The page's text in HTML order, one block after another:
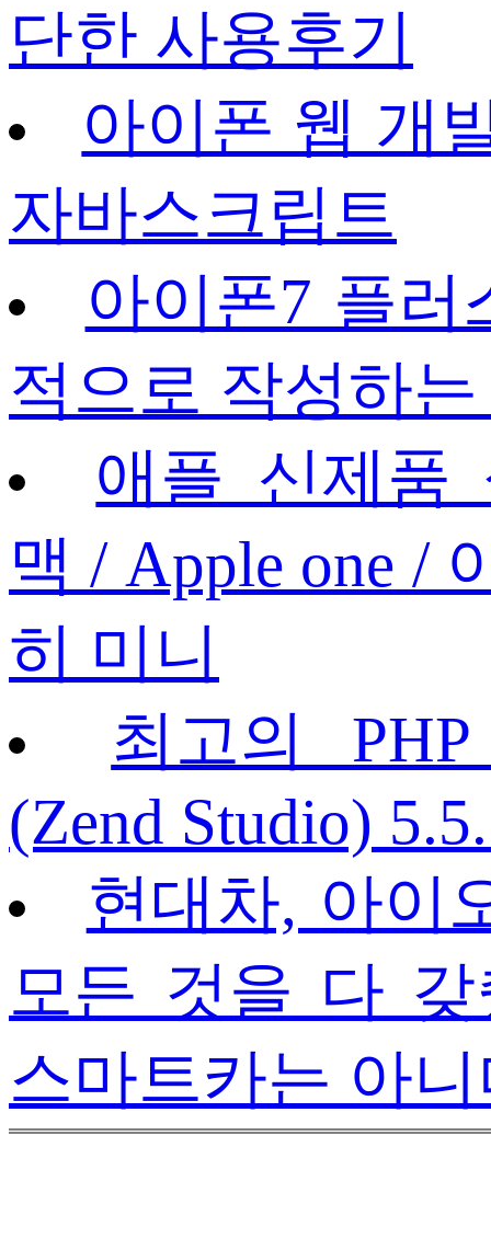
단한 사용후기
아이폰 웹 개
자바스크립트
아이폰7 플
적으로 작성하
애플 신제품
맥 / Apple one /
히 미니
최고의
(Zend Studio)
현대차, 아이
모든 것을 다 갖
스마트카는 아